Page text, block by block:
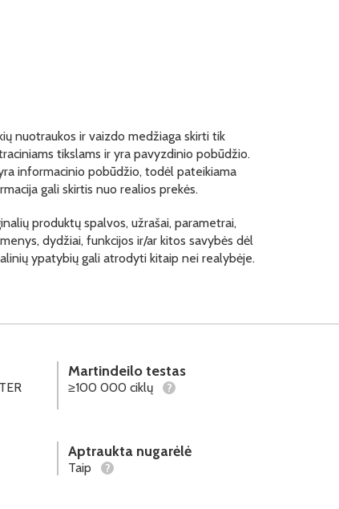
nuotraukos ir vaizdo medžiaga skirti tik
tikslams ir yra pavyzdinio pobūdžio.
informacinio pobūdžio, todėl pateikiama
gali skirtis nuo realios prekės.
produktų spalvos, užrašai, parametrai,
dydžiai, funkcijos ir/ar kitos savybės dėl
ypatybių gali atrodyti kitaip nei realybėje.
Martindeilo testas
≥100 000 ciklų ?
Aptraukta nugarėlė
Taip ?